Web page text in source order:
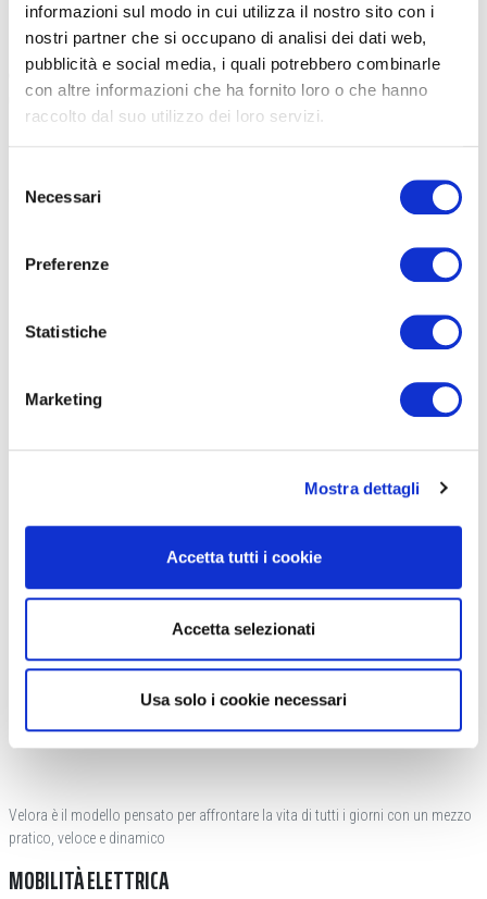
informazioni sul modo in cui utilizza il nostro sito con i
nostri partner che si occupano di analisi dei dati web,
pubblicità e social media, i quali potrebbero combinarle
con altre informazioni che ha fornito loro o che hanno
raccolto dal suo utilizzo dei loro servizi.
delNecessari
Preferenze
Statistiche
Marketing
Mostra dettagli
Accetta tutti i cookie
Accetta selezionati
Usa solo i cookie necessari
Dimensioni più contenute per l’altro modello,Kaddy (foto di
apertura). Una e-bike comoda, smart e leggera.Una cargo-bike
che comunque propone un ottimo rapporto tra vita quotidiana e
uscite più esigenti. La cargo mania, che impazza soprattutto nelle
metropoli, ha portato a una crescita importante di questa fetta di
mercato e anche Brera Cicli ha voluto proporre la sua visione.
Disponibile al prezzo di 1.790 euro.
Velora è il modello pensato per affrontare la vita di tutti i giorni con un mezzo
pratico, veloce e dinamico
MOBILITÀ ELETTRICA